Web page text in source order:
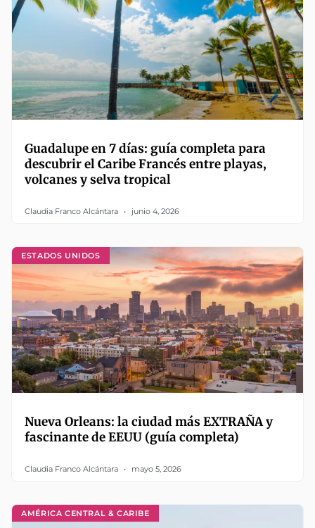
Guadalupe en 7 días: guía completa para
descubrir el Caribe Francés entre playas,
volcanes y selva tropical
Claudia Franco Alcántara junio 4, 2026
ESTADOS UNIDOS
Nueva Orleans: la ciudad más EXTRAÑA y
fascinante de EEUU (guía completa)
Claudia Franco Alcántara mayo 5, 2026
AMÉRICA CENTRAL & CARIBE